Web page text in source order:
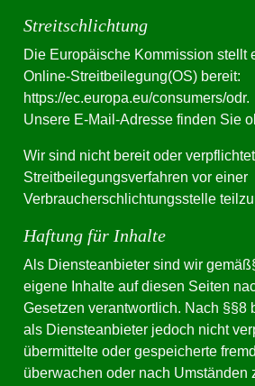
Streitschlichtung
Die Europäische Kommission stellt
Online-Streitbeilegung(OS) bereit:
https://ec.europa.eu/consumers/odr.
Unsere E-Mail-Adresse finden Sie
Wir sind nicht bereit oder
Streitbeilegungsverfahren vor einer
Verbraucherschlichtungsstelle
Haftung für Inhalte
Als Diensteanbieter sind wir
eigene Inhalte auf diesen Seiten
Gesetzen verantwortlich. Nach §§8
als Diensteanbieter jedoch nicht
übermittelte oder gespeicherte
überwachen oder nach Umständen